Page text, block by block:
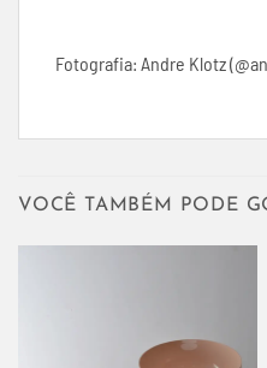
Fotografia: Andre Klotz
VOCÊ TAMBÉM PODE